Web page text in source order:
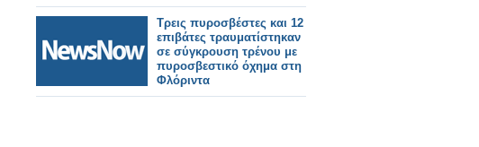
Τρεις πυροσβέστες και 12
επιβάτες τραυματίστηκαν
σε σύγκρουση τρένου με
πυροσβεστικό όχημα στη
Φλόριντα